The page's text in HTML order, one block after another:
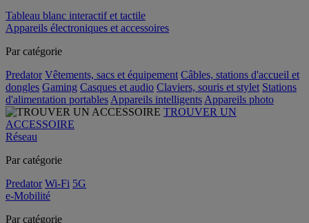
Tableau blanc interactif et tactile
Appareils électroniques et accessoires
Par catégorie
Predator Vêtements, sacs et équipement Câbles, stations d'accueil et
dongles Gaming Casques et audio Claviers, souris et stylet Stations
d'alimentation portables Appareils intelligents Appareils photo
TROUVER UN
ACCESSOIRE
Réseau
Par catégorie
Predator Wi-Fi 5G
e-Mobilité
Par catégorie